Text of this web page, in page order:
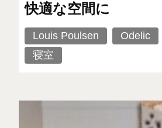
快適な空間に
Louis Poulsen Odelic
寝室